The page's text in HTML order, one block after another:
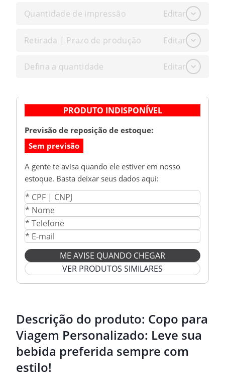
Quantidade de impressão Editar
Retirada | Prazo de produção Editar
Defina a quantidade Editar
PRODUTO INDISPONÍVEL
Previsão de reposição de estoque:
Sem previsão
A gente te avisa quando ele estiver em nosso
estoque. Basta deixar seus dados aqui:
ME AVISE QUANDO CHEGAR
VER PRODUTOS SIMILARES
Descrição do produto: Copo para
Viagem Personalizado: Leve sua
bebida preferida sempre com
estilo!